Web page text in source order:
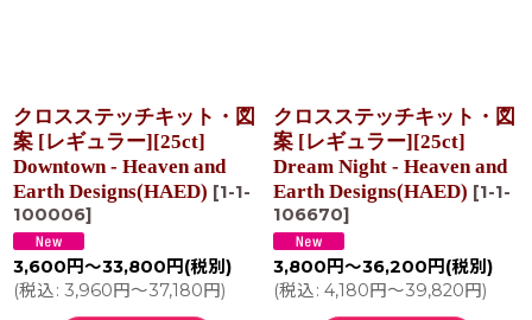
クロスステッチキット・図
案 [レギュラー][25ct]
Downtown - Heaven and
Earth Designs(HAED) [1-1-
100006]
3,600 円～33,800 円 (税別)
(税込: 3,960円～37,180円)
クロスステッチキット・図
案 [レギュラー][25ct]
Dream Night - Heaven and
Earth Designs(HAED) [1-1-
106670]
3,800 円～36,200 円 (税別)
(税込: 4,180円～39,820円)